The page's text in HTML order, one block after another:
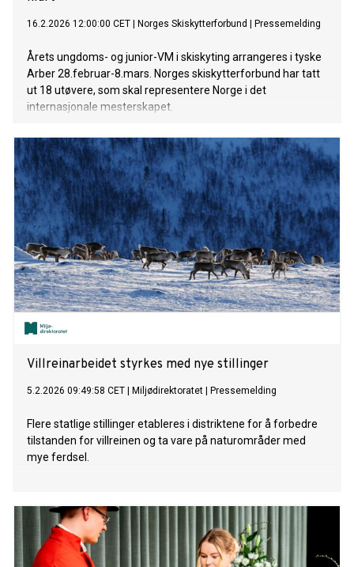
16.2.2026 12:00:00 CET Norges Skiskytterforbund Pressemelding
Årets ungdoms- og junior-VM i skiskyting arrangeres i tyske
Arber 28.februar-8.mars. Norges skiskytterforbund har tatt
ut 18 utøvere, som skal representere Norge i det
internasjonale mesterskapet.
Villreinarbeidet styrkes med nye stillinger
5.2.2026 09:49:58 CET Miljødirektoratet Pressemelding
Flere statlige stillinger etableres i distriktene for å forbedre
tilstanden for villreinen og ta vare på naturområder med
mye ferdsel.